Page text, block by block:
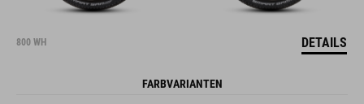
800 WH DETAILS
FARBVARIANTEN